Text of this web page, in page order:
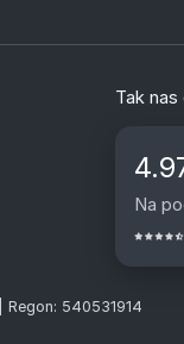
Tak nas
Na
540531914